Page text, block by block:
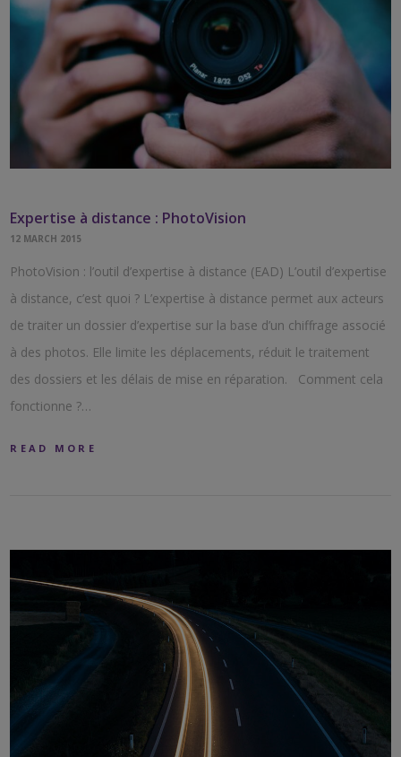
Expertise à distance : PhotoVision
12 MARCH 2015
PhotoVision : l’outil d’expertise à distance (EAD) L’outil d’expertise
à distance, c’est quoi ? L’expertise à distance permet aux acteurs
de traiter un dossier d’expertise sur la base d’un chiffrage associé
à des photos. Elle limite les déplacements, réduit le traitement
des dossiers et les délais de mise en réparation. Comment cela
fonctionne ?…
READ MORE